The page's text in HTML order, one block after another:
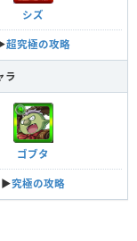
シズ
超究極の攻略
ラ
ゴブタ
▶︎究極の攻略